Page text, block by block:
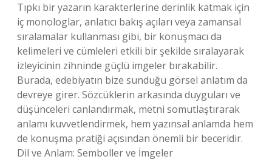
Tıpkı bir yazarın karakterlerine derinlik katmak için
iç monologlar, anlatıcı bakış açıları veya zamansal
sıralamalar kullanması gibi, bir konuşmacı da
kelimeleri ve cümleleri etkili bir şekilde sıralayarak
izleyicinin zihninde güçlü imgeler bırakabilir.
Burada, edebiyatın bize sunduğu görsel anlatım da
devreye girer. Sözcüklerin arkasında duyguları ve
düşünceleri canlandırmak, metni somutlaştırarak
anlamı kuvvetlendirmek, hem yazınsal anlamda hem
de konuşma pratiği açısından önemli bir beceridir.
Dil ve Anlam: Semboller ve İmgeler